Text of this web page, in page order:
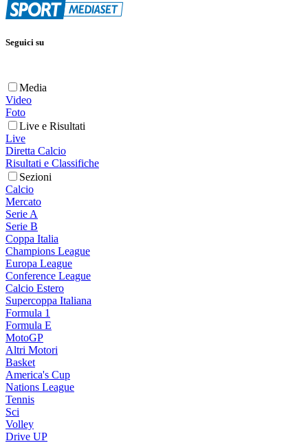
Seguici su
Media
Video
Foto
Live e Risultati
Live
Diretta Calcio
Risultati e Classifiche
Sezioni
Calcio
Mercato
Serie A
Serie B
Coppa Italia
Champions League
Europa League
Conference League
Calcio Estero
Supercoppa Italiana
Formula 1
Formula E
MotoGP
Altri Motori
Basket
America's Cup
Nations League
Tennis
Sci
Volley
Drive UP